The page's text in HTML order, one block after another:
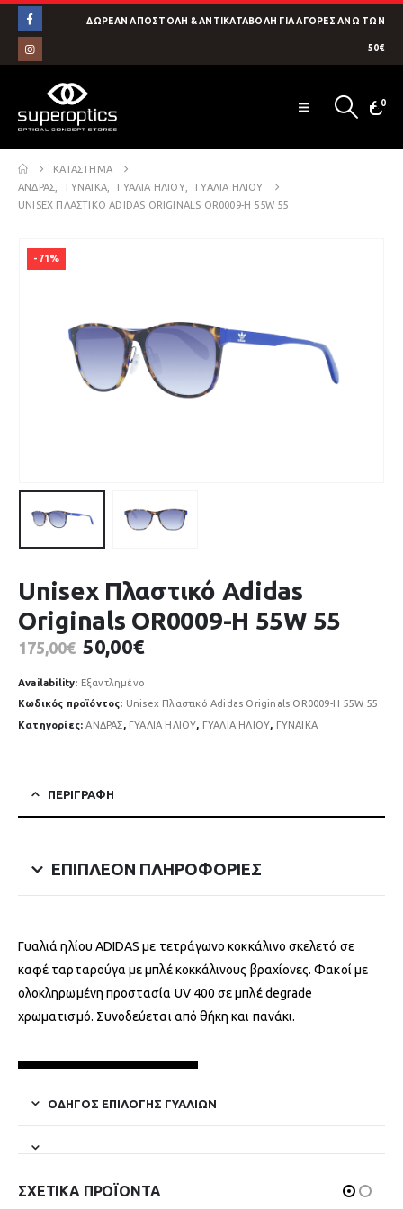
ΔΩΡΕΑΝ ΑΠΟΣΤΟΛΗ & ΑΝΤΙΚΑΤΑΒΟΛΗ ΓΙΑ ΑΓΟΡΕΣ ΑΝΩ ΤΩΝ
50€
0
ΚΑΤΆΣΤΗΜΑ
ΑΝΔΡΑΣ, ΓΥΝΑΙΚΑ, ΓΥΑΛΙΑ ΗΛΙΟΥ,
ΓΥΑΛΙΑ ΗΛΙΟΥ
UNISEX ΠΛΑΣΤΙΚΌ ADIDAS ORIGINALS OR0009-H 55W 55
-71%
Unisex Πλαστικό Adidas
Originals OR0009-H 55W 55
175,00€ Original
price
was:
175,00€.
50,00€Η
τιμή
είναι:
50,00€.
Availability: Εξαντλημένο
Κωδικός προϊόντος: Unisex Πλαστικό Adidas Originals OR0009-H 55W 55
Κατηγορίες:ΑΝΔΡΑΣ, ΓΥΑΛΙΑ ΗΛΙΟΥ, ΓΥΑΛΙΑ ΗΛΙΟΥ, ΓΥΝΑΙΚΑ
ΠΕΡΙΓΡΑΦΉ
ΕΠΙΠΛΈΟΝ ΠΛΗΡΟΦΟΡΊΕΣ
Γυαλιά ηλίου ADIDAS με τετράγωνο κοκκάλινο σκελετό σε
καφέ ταρταρούγα με μπλέ κοκκάλινους βραχίονες. Φακοί με
ολοκληρωμένη προστασία UV 400 σε μπλέ degrade
χρωματισμό. Συνοδεύεται από θήκη και πανάκι.
ΟΔΗΓΌΣ ΕΠΙΛΟΓΉΣ ΓΥΑΛΙΏΝ
ΣΧΕΤΙΚΆ ΠΡΟΪΌΝΤΑ